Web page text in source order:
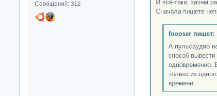
Сообщений: 312
И всё-таки, зачем
Сначала пишете
foooser пишет:
А пульсаудио
способ вывести
одновременно.
только из
времени.